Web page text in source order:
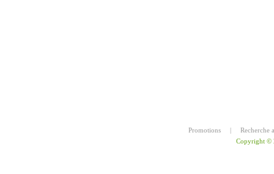
Promotions |
Recherche
Copyright ©